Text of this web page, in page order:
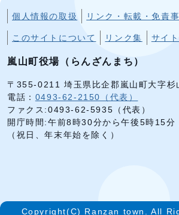
個人情報の取扱 リンク・転載・免責
このサイトについて リンク集 サイ
嵐山町役場（らんざんまち）
〒355-0211 埼玉県比企郡嵐山町大字杉
電話： 0493-62-2150（代表）
ファクス:0493-62-5935（代表）
開庁時間:午前8時30分から午後5時15分
（祝日、年末年始を除く）
Copyright(C) Ranzan town. All